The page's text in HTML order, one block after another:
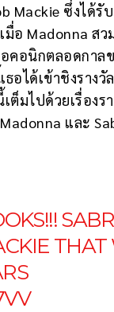
ซึ่งได้รั
มื่อ Madonna
คอนิกตลอดกาล
ได้เข้าชิงรางวั
เต็มไปด้วยเรื่อ
และ
THAT